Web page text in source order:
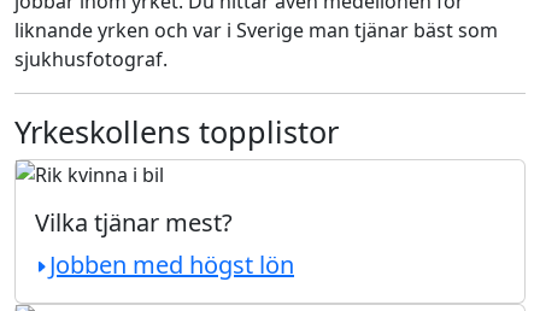
liknande yrken och var i Sverige man tjänar bäst som
sjukhusfotograf.
Yrkeskollens topplistor
Vilka tjänar mest?
Jobben med högst lön